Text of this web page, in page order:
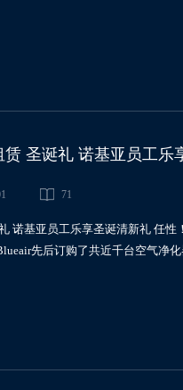
圣诞礼 诺基亚员工乐
71
诺基亚员工乐享圣诞清新礼 任
先后订购了共近千台空气净